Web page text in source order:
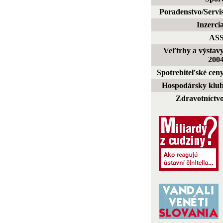
Poradenstvo/
Inzercia
Veľtrhy a
Spotrebiteľské
Hospodársky